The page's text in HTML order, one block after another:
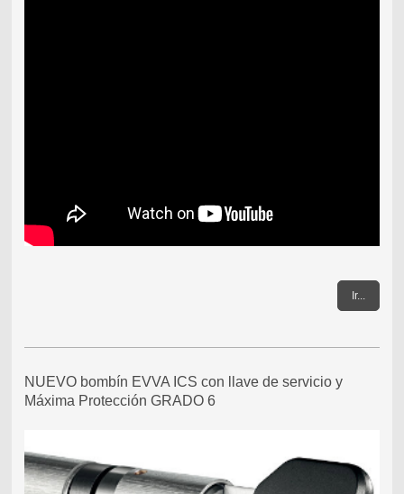
Ir...
NUEVO bombín EVVA ICS con llave de servicio y
Máxima Protección GRADO 6